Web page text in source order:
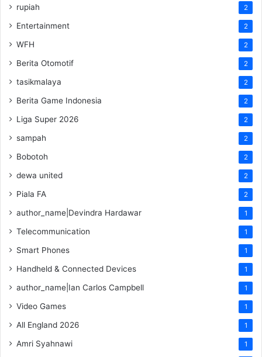
rupiah 2
Entertainment 2
WFH 2
Berita Otomotif 2
tasikmalaya 2
Berita Game Indonesia 2
Liga Super 2026 2
sampah 2
Bobotoh 2
dewa united 2
Piala FA 2
author_name|Devindra Hardawar 1
Telecommunication 1
Smart Phones 1
Handheld & Connected Devices 1
author_name|Ian Carlos Campbell 1
Video Games 1
All England 2026 1
Amri Syahnawi 1